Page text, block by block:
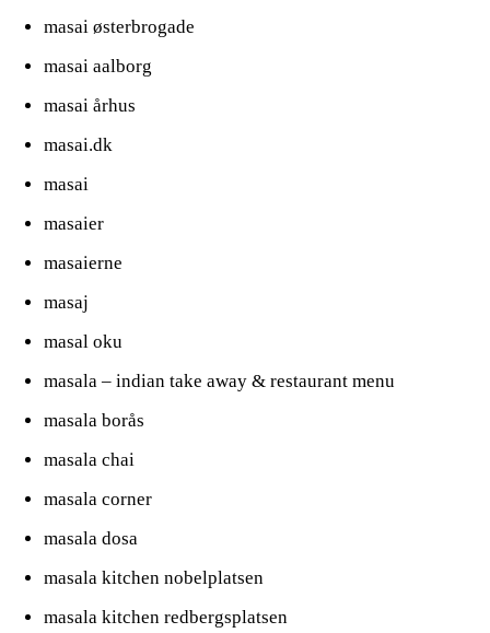
masai østerbrogade
masai aalborg
masai århus
masai.dk
masai
masaier
masaierne
masaj
masal oku
masala – indian take away & restaurant menu
masala borås
masala chai
masala corner
masala dosa
masala kitchen nobelplatsen
masala kitchen redbergsplatsen